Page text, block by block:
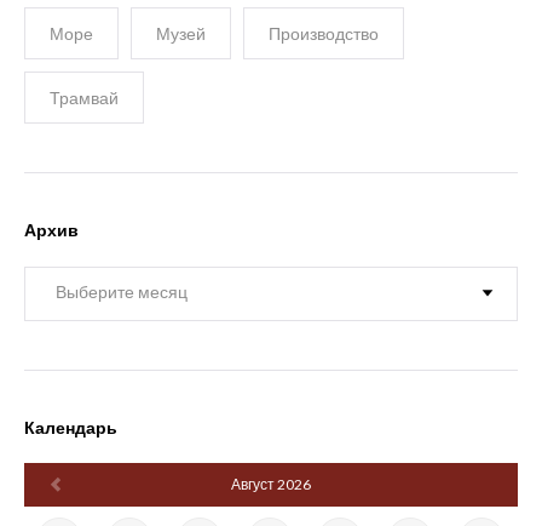
Море Музей Производство
Трамвай
Архив
Календарь
Август 2026